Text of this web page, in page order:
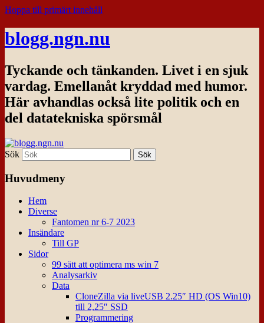
Hoppa till primärt innehåll
blogg.ngn.nu
Tyckande och tänkanden. Livet i en sjuk
vardag. Emellanåt kryddad med humor.
Här avhandlas också lite politik och en
del datatekniska spörsmål
Sök
Huvudmeny
Hem
Diverse
Fantomen nr 6-7 2023
Insändare
Till GP
Sidor
99 sätt att optimera ms win 7
Analysarkiv
Data
CloneZilla via liveUSB 2.25″ HD (OS Win10)
till 2,25″ SSD
Programmering